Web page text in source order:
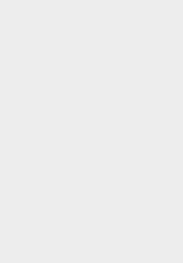
SMS kodu 868000
poštivanja obveze